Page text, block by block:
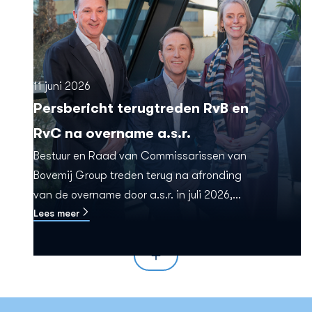
11 juni 2026
Persbericht terugtreden RvB en
RvC na overname a.s.r.
Bestuur en Raad van Commissarissen van
Bovemij Group treden terug na afronding
van de overname door a.s.r. in juli 2026,
onder voorbehoud van goedkeuring door
Lees meer